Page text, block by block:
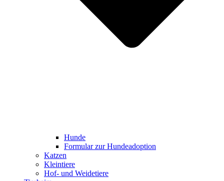
Hunde
Formular zur Hundeadoption
Katzen
Kleintiere
Hof- und Weidetiere